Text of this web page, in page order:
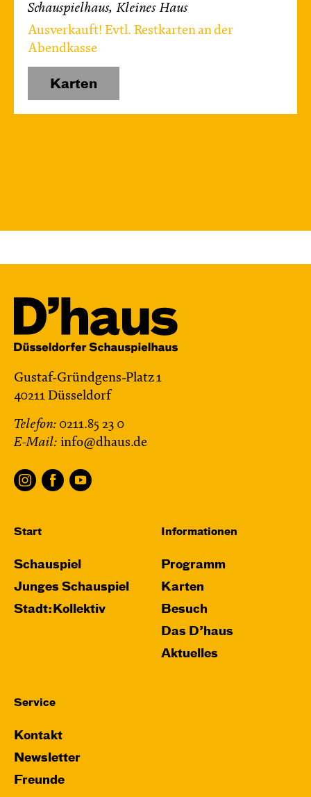
Schauspielhaus, Kleines Haus
Ausverkauft! Evtl. Restkarten an der
Abendkasse
Karten
Gustaf-Gründgens-Platz 1
40211 Düsseldorf
Telefon: 0211.85 23 0
E-Mail: info@dhaus.de
Start
Schauspiel
Junges Schauspiel
Stadt:Kollektiv
Informationen
Programm
Karten
Besuch
Das D’haus
Aktuelles
Service
Kontakt
Newsletter
Freunde